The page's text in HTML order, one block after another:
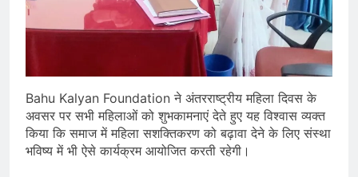
Bahu Kalyan Foundation ने अंतरराष्ट्रीय महिला दिवस के
अवसर पर सभी महिलाओं को शुभकामनाएं देते हुए यह विश्वास व्यक्त
किया कि समाज में महिला सशक्तिकरण को बढ़ावा देने के लिए संस्था
भविष्य में भी ऐसे कार्यक्रम आयोजित करती रहेगी।